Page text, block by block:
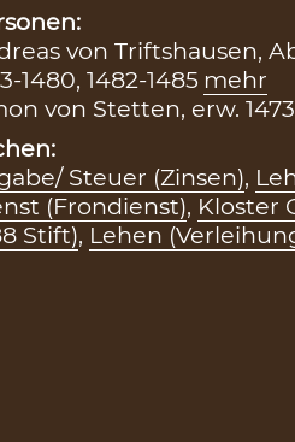
von Triftshausen,
1480, 1482-1485 mehr
von Stetten, erw. 1473
Steuer (Zinsen),
(Frondienst), Kloster
Stift), Lehen